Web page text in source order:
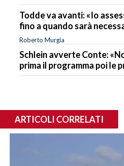
Todde va avanti: «Io
fino a quando sarà
Roberto Murgia
Schlein avverte Conte:
prima il programma poi le
ARTICOLI CORRELATI